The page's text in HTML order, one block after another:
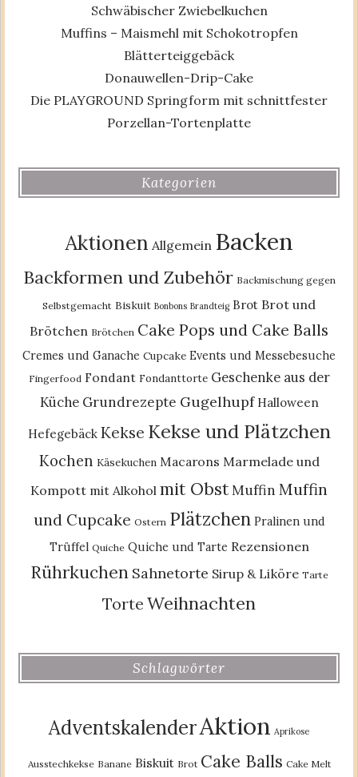
Schwäbischer Zwiebelkuchen
Muffins – Maismehl mit Schokotropfen
Blätterteiggebäck
Donauwellen-Drip-Cake
Die PLAYGROUND Springform mit schnittfester
Porzellan-Tortenplatte
Kategorien
Aktionen Allgemein Backen
Backformen und Zubehör Backmischung gegen
Selbstgemacht Biskuit Bonbons Brandteig Brot Brot und
Brötchen Brötchen Cake Pops und Cake Balls
Cremes und Ganache Cupcake Events und Messebesuche
Fingerfood Fondant Fondanttorte Geschenke aus der
Küche Grundrezepte Gugelhupf Halloween
Hefegebäck Kekse Kekse und Plätzchen
Kochen Käsekuchen Macarons Marmelade und
Kompott mit Alkohol mit ObstMuffin Muffin
und Cupcake Ostern Plätzchen Pralinen und
Trüffel Quiche Quiche und Tarte Rezensionen
Rührkuchen Sahnetorte Sirup & Liköre Tarte
Torte Weihnachten
Schlagwörter
AdventskalenderAktion Aprikose
Ausstechkekse Banane Biskuit Brot Cake Balls Cake Melt